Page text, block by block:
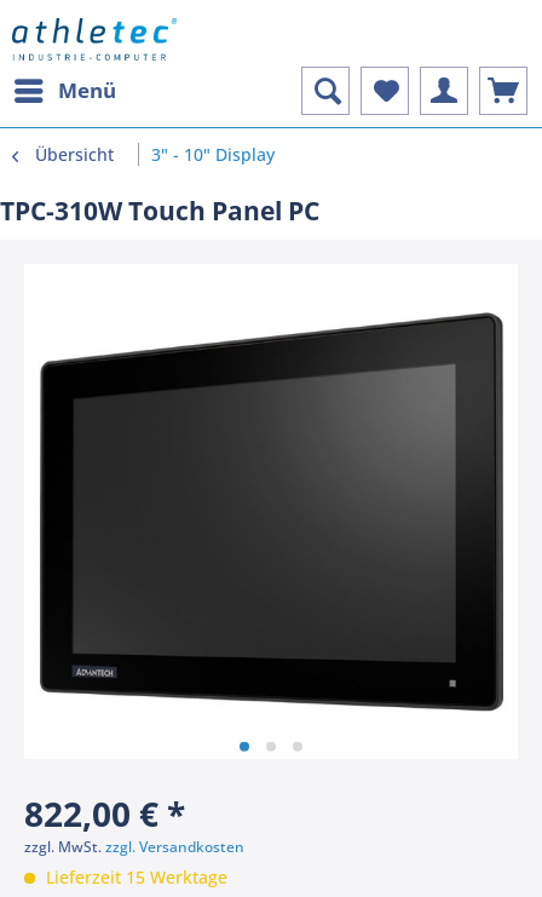
Menü
Übersicht 3" - 10" Display
TPC-310W Touch Panel PC
822,00 € *
zzgl. MwSt.zzgl. Versandkosten
Lieferzeit 15 Werktage